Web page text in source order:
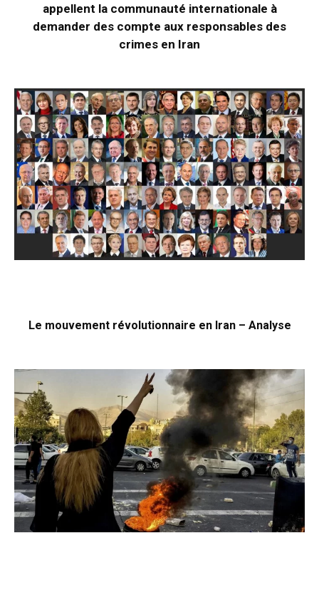
appellent la communauté internationale à
demander des compte aux responsables des
crimes en Iran
Le mouvement révolutionnaire en Iran – Analyse